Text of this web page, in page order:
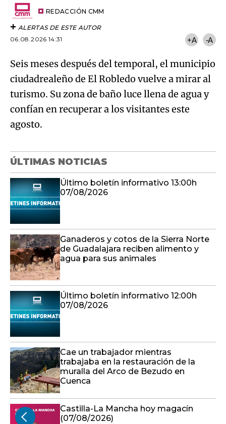
REDACCIÓN CMM
ALERTAS DE ESTE AUTOR
06.08.2026 14:31
+A -A
Seis meses después del temporal, el municipio
ciudadrealeño de El Robledo vuelve a mirar al
turismo. Su zona de baño luce llena de agua y
confían en recuperar a los visitantes este
agosto.
ÚLTIMAS NOTICIAS
Último boletín informativo 13:00h
07/08/2026
Ganaderos y cotos de la Sierra Norte
de Guadalajara reciben alimento y
agua para sus animales
Último boletín informativo 12:00h
07/08/2026
Cae un trabajador mientras
trabajaba en la restauración de la
muralla del Arco de Bezudo en
Cuenca
Castilla-La Mancha hoy magacín
(07/08/2026)